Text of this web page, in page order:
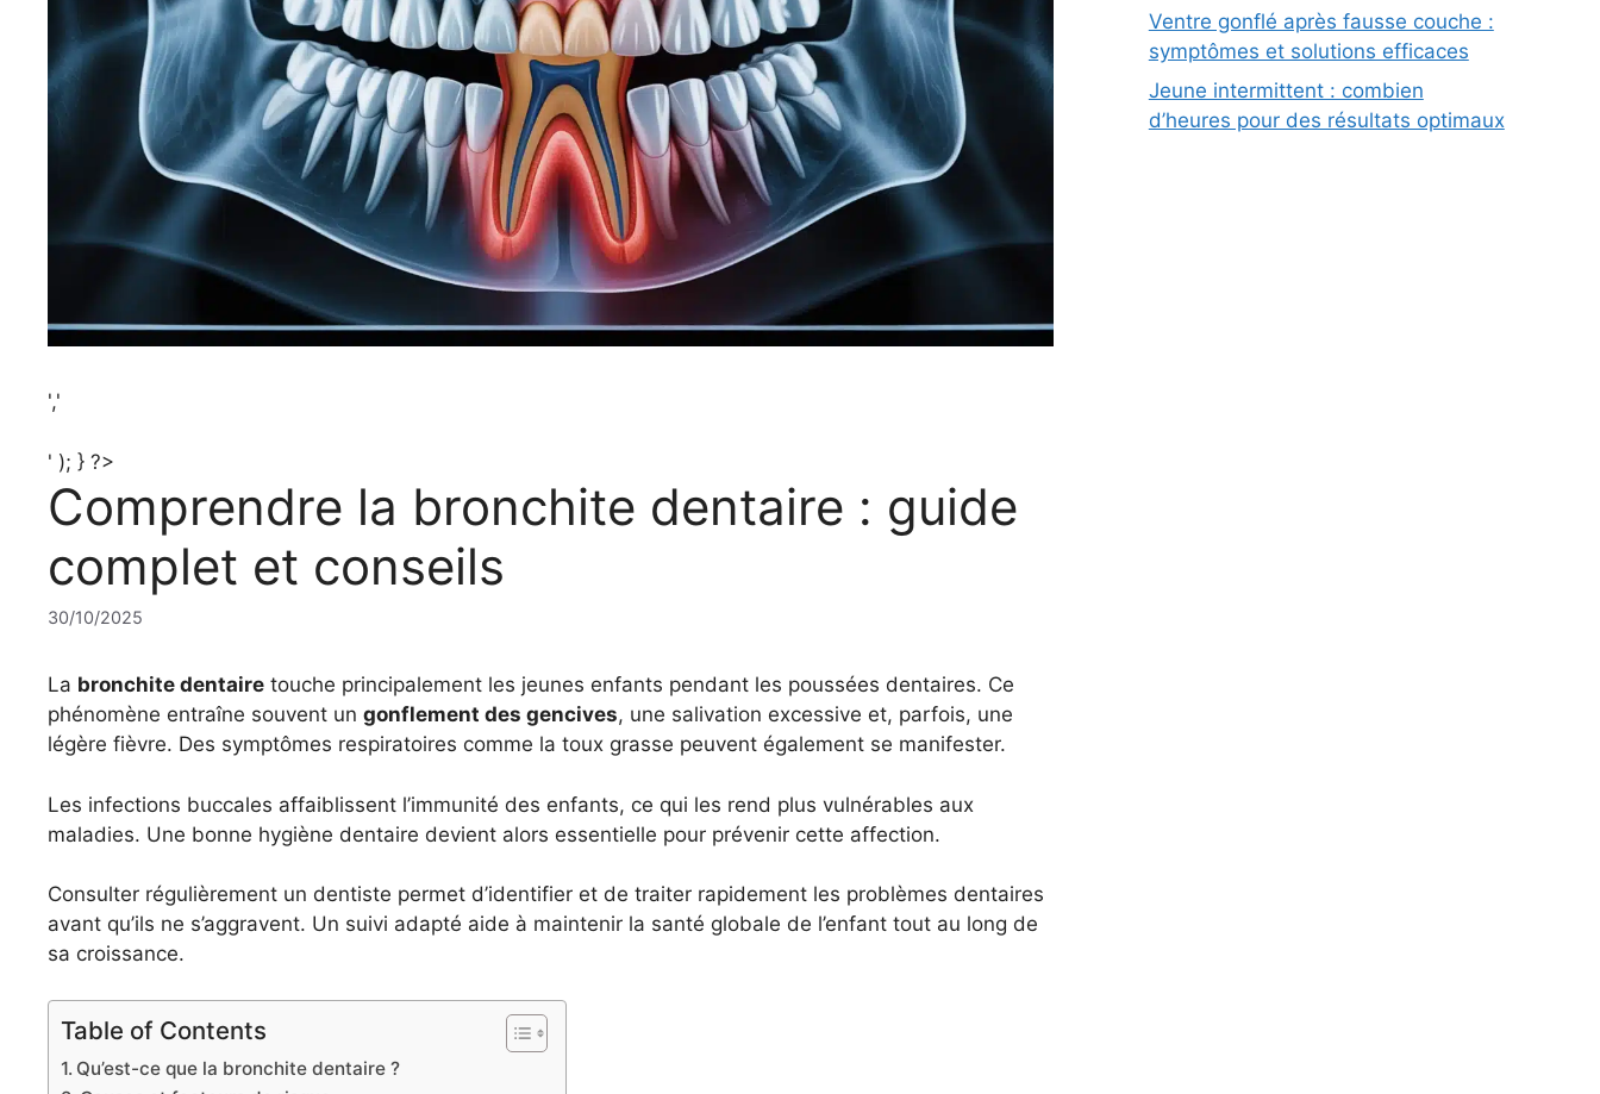
','
' ); } ?>
Comprendre la bronchite dentaire : guide
complet et conseils
30/10/2025
La bronchite dentaire touche principalement les jeunes enfants pendant les poussées dentaires. Ce
phénomène entraîne souvent un gonflement des gencives, une salivation excessive et, parfois, une
légère fièvre. Des symptômes respiratoires comme la toux grasse peuvent également se manifester.
Les infections buccales affaiblissent l’immunité des enfants, ce qui les rend plus vulnérables aux
maladies. Une bonne hygiène dentaire devient alors essentielle pour prévenir cette affection.
Consulter régulièrement un dentiste permet d’identifier et de traiter rapidement les problèmes dentaires
avant qu’ils ne s’aggravent. Un suivi adapté aide à maintenir la santé globale de l’enfant tout au long de
sa croissance.
Table of Contents
Qu’est-ce que la bronchite dentaire ?
Ventre gonflé après fausse couche :
symptômes et solutions efficaces
Jeune intermittent : combien
d’heures pour des résultats optimaux